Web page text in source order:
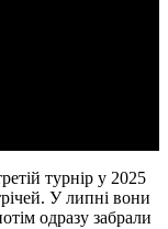
турнір у 2025
У липні вони
одразу забрали